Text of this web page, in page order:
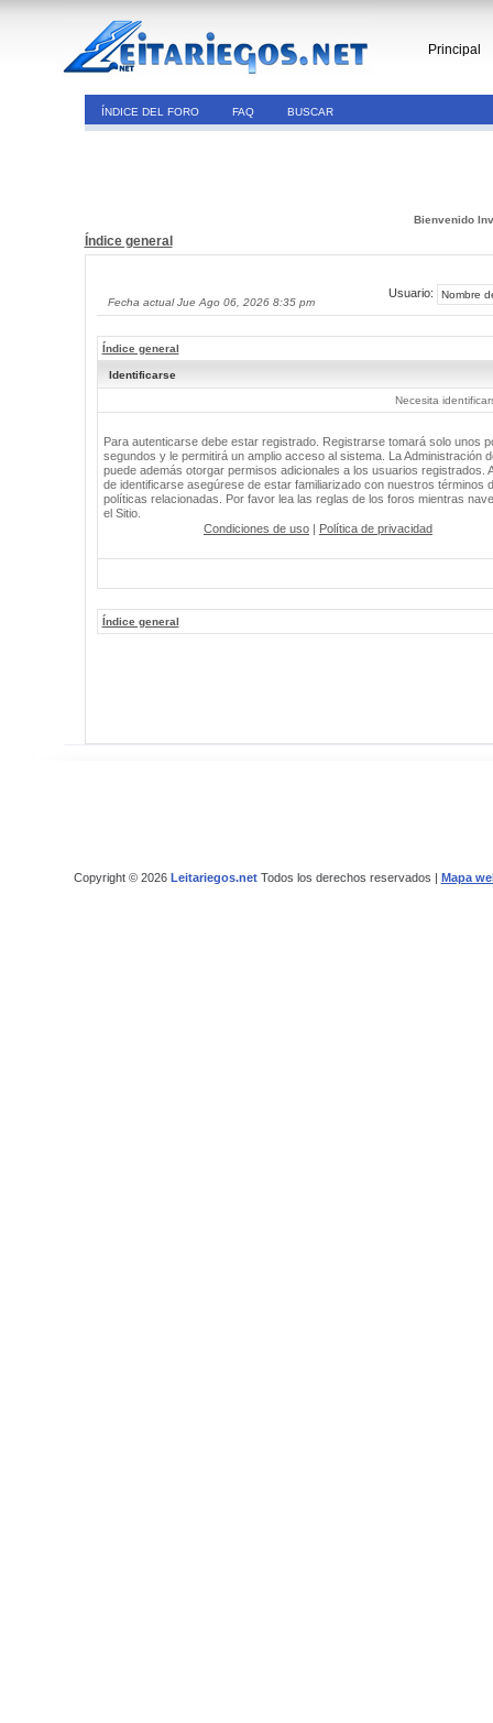
Principal
ÍNDICE DEL FORO FAQ BUSCAR
Bienvenido
Índice general
Fecha actual Jue Ago 06, 2026 8:35 pm
Usuario:
Índice general
Identificarse
Necesita
Para autenticarse debe estar registrado. Registrarse tomará solo unos
segundos y le permitirá un amplio acceso al sistema. La Administración
puede además otorgar permisos adicionales a los usuarios registrados.
de identificarse asegúrese de estar familiarizado con nuestros términos
políticas relacionadas. Por favor lea las reglas de los foros mientras
el Sitio.
Condiciones de uso | Política de privacidad
Índice general
Copyright © 2026 Leitariegos.netTodos los derechos reservados | Mapa